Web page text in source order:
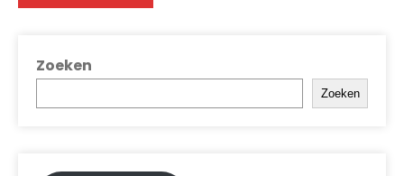
Zoeken
Zoeken